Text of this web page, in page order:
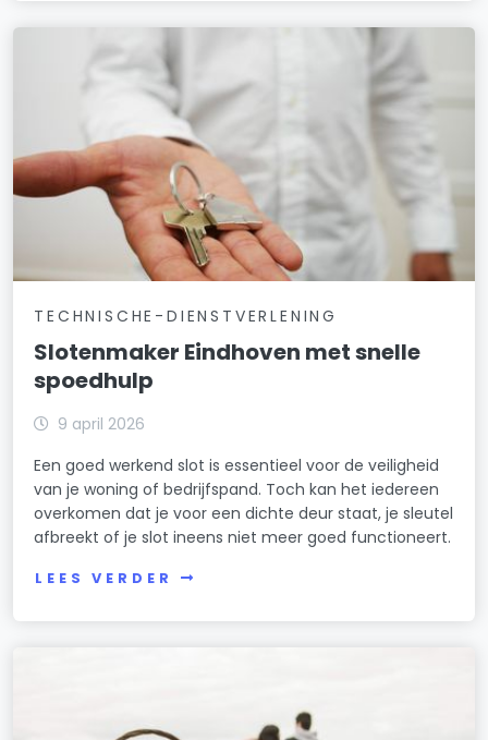
TECHNISCHE-DIENSTVERLENING
Slotenmaker Eindhoven met snelle
spoedhulp
9 april 2026
Een goed werkend slot is essentieel voor de veiligheid
van je woning of bedrijfspand. Toch kan het iedereen
overkomen dat je voor een dichte deur staat, je sleutel
afbreekt of je slot ineens niet meer goed functioneert.
LEES VERDER